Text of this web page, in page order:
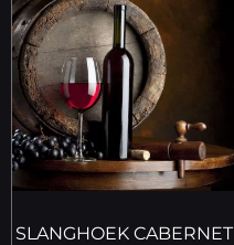
SLANGHOEK CABERNET